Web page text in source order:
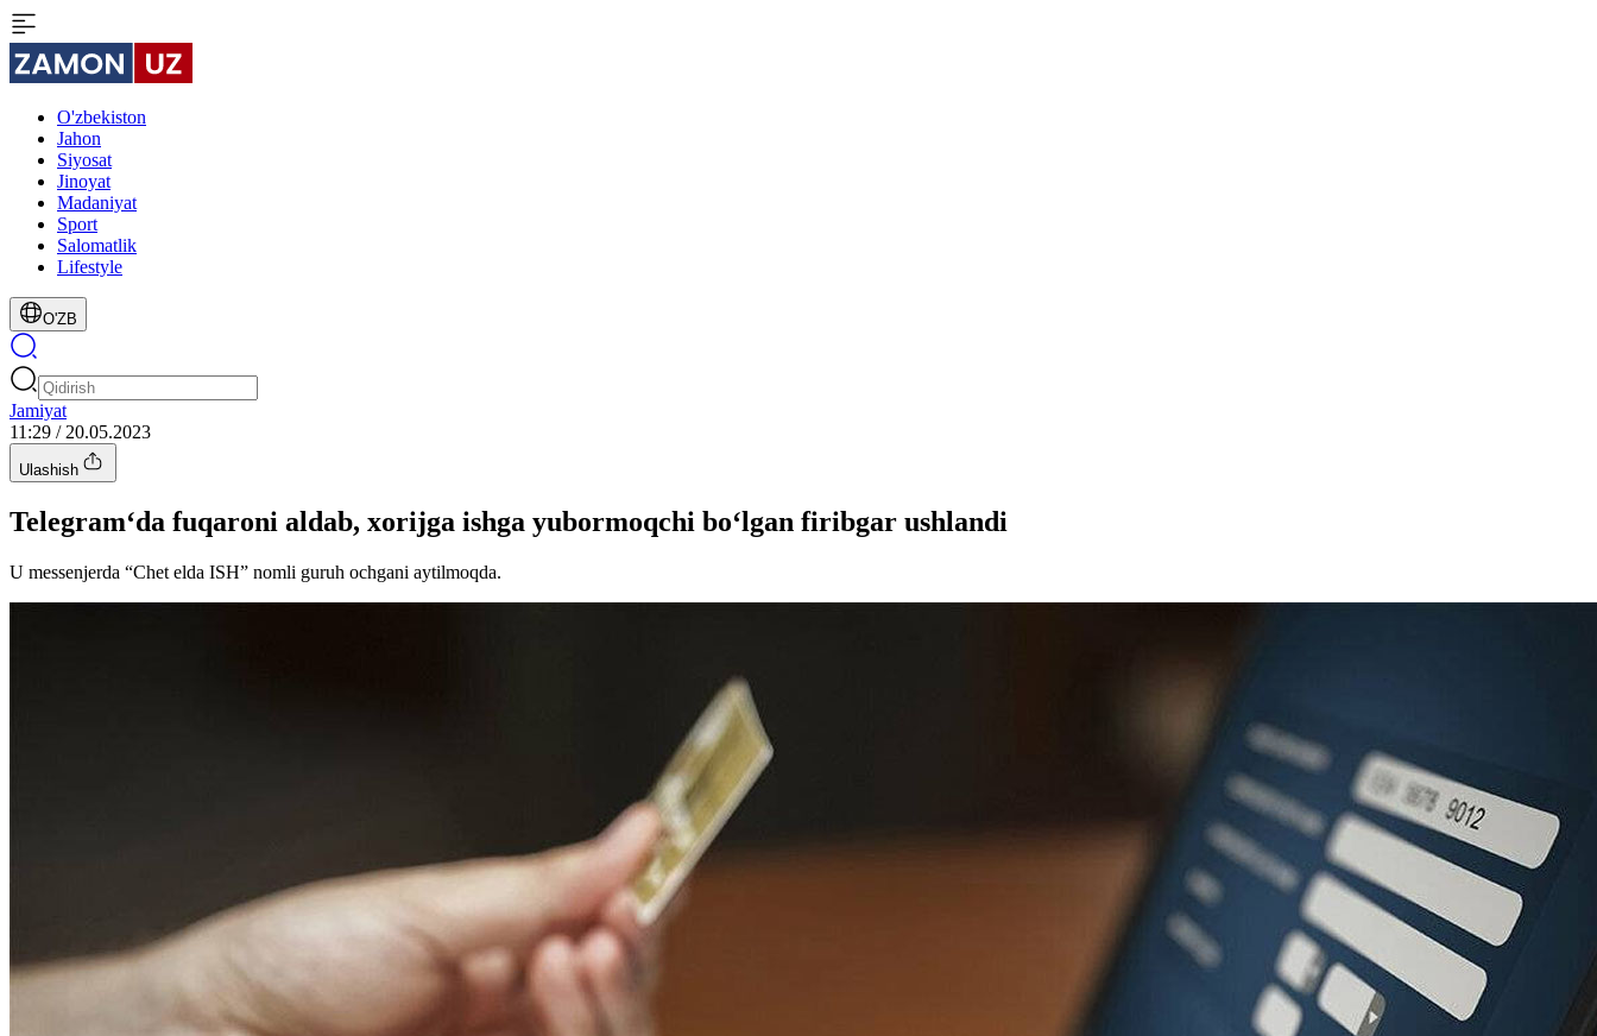
O'zbekiston
Jahon
Siyosat
Jinoyat
Madaniyat
Sport
Salomatlik
Lifestyle
O'ZB
Jamiyat
11:29 / 20.05.2023
Ulashish
Telegram‘da fuqaroni aldab, xorijga ishga yubormoqchi bo‘lgan firibgar ushlandi
U messenjerda “Chet elda ISH” nomli guruh ochgani aytilmoqda.